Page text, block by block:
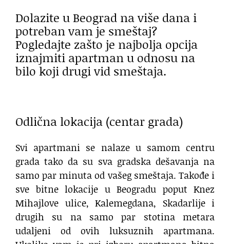
Dolazite u Beograd na više dana i
potreban vam je smeštaj?
Pogledajte zašto je najbolja opcija
iznajmiti apartman u odnosu na
bilo koji drugi vid smeštaja.
Odlična lokacija (centar grada)
Svi apartmani se nalaze u samom centru
grada tako da su sva gradska dešavanja na
samo par minuta od vašeg smeštaja. Takođe i
sve bitne lokacije u Beogradu poput Knez
Mihajlove ulice, Kalemegdana, Skadarlije i
drugih su na samo par stotina metara
udaljeni od ovih luksuznih apartmana.